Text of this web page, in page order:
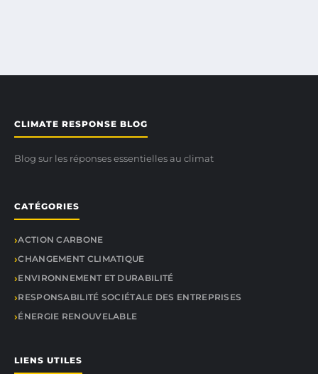
CLIMATE RESPONSE BLOG
Blog sur les réponses essentielles au climat
CATÉGORIES
ACTION CARBONE
CHANGEMENT CLIMATIQUE
ENVIRONNEMENT ET DURABILITÉ
RESPONSABILITÉ SOCIÉTALE DES ENTREPRISES
ÉNERGIE RENOUVELABLE
LIENS UTILES